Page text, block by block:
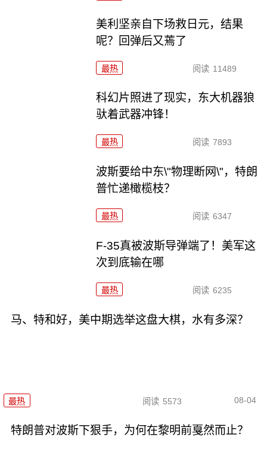
美利坚亲自下场救日元，结果
呢？回弹后又蔫了
最热 阅读 11489
科幻片照进了现实，东大机器狼
驮着武器冲锋！
最热 阅读 7893
波斯要给中东\"物理断网\"，特朗
普忙递橄榄枝？
最热 阅读 6347
F-35真被波斯导弹端了！美军这
次到底输在哪
最热 阅读 6235
马、特和好，美中期选举这盘大棋，水有多深？
最热 阅读 5573 08-04
特朗普对波斯下狠手，为何在黎明前戛然而止？